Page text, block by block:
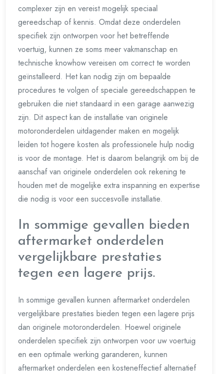
complexer zijn en vereist mogelijk speciaal
gereedschap of kennis. Omdat deze onderdelen
specifiek zijn ontworpen voor het betreffende
voertuig, kunnen ze soms meer vakmanschap en
technische knowhow vereisen om correct te worden
geïnstalleerd. Het kan nodig zijn om bepaalde
procedures te volgen of speciale gereedschappen te
gebruiken die niet standaard in een garage aanwezig
zijn. Dit aspect kan de installatie van originele
motoronderdelen uitdagender maken en mogelijk
leiden tot hogere kosten als professionele hulp nodig
is voor de montage. Het is daarom belangrijk om bij de
aanschaf van originele onderdelen ook rekening te
houden met de mogelijke extra inspanning en expertise
die nodig is voor een succesvolle installatie.
In sommige gevallen bieden
aftermarket onderdelen
vergelijkbare prestaties
tegen een lagere prijs.
In sommige gevallen kunnen aftermarket onderdelen
vergelijkbare prestaties bieden tegen een lagere prijs
dan originele motoronderdelen. Hoewel originele
onderdelen specifiek zijn ontworpen voor uw voertuig
en een optimale werking garanderen, kunnen
aftermarket onderdelen een kosteneffectief alternatief